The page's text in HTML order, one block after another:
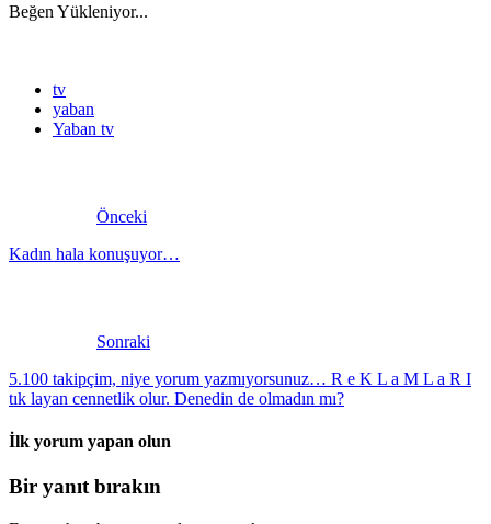
Beğen Yükleniyor...
tv
yaban
Yaban tv
Önceki
Kadın hala konuşuyor…
Sonraki
5.100 takipçim, niye yorum yazmıyorsunuz… R e K L a M L a R I
tık layan cennetlik olur. Denedin de olmadın mı?
İlk yorum yapan olun
Bir yanıt bırakın